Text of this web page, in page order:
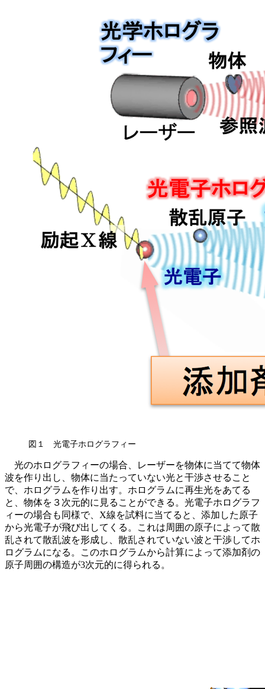
図１ 光電子ホログラフィー
光のホログラフィーの場合、レーザーを物体に当てて物体
波を作り出し、物体に当たっていない光と干渉させること
で、ホログラムを作り出す。ホログラムに再生光をあてる
と、物体を３次元的に見ることができる。光電子ホログラフ
ィーの場合も同様で、X線を試料に当てると、添加した原子
から光電子が飛び出してくる。これは周囲の原子によって散
乱されて散乱波を形成し、散乱されていない波と干渉してホ
ログラムになる。このホログラムから計算によって添加剤の
原子周囲の構造が3次元的に得られる。